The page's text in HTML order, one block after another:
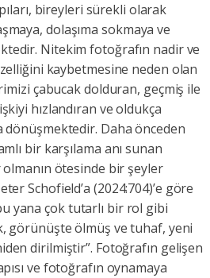
bireyleri sürekli olarak
dolaşıma sokmaya ve
Nitekim fotoğrafın nadir ve
kaybetmesine neden olan
çabucak dolduran, geçmiş ile
hızlandıran ve oldukça
dönüşmektedir. Daha önceden
bir karşılama anı sunan
ötesinde bir şeyler
Schofield’a (2024:704)’e göre
yana çok tutarlı bir rol gibi
görünüşte ölmüş ve tuhaf, yeni
dirilmiştir”. Fotoğrafın gelişen
ve fotoğrafın oynamaya